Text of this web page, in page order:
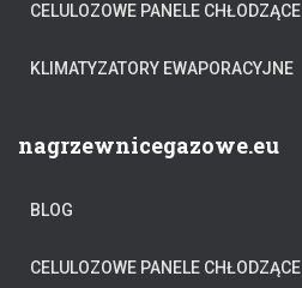
CELULOZOWE PANELE CHŁODZĄCE
KLIMATYZATORY EWAPORACYJNE
nagrzewnicegazowe.eu
BLOG
CELULOZOWE PANELE CHŁODZĄCE